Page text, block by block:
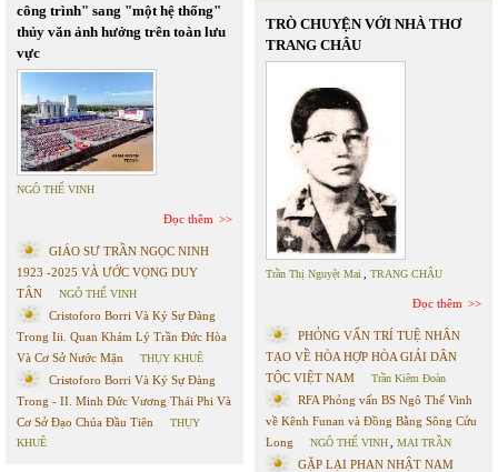
công trình" sang "một hệ thống"
thủy văn ảnh hưởng trên toàn lưu
vực
NGÔ THẾ VINH
Đọc thêm
GIÁO SƯ TRẦN NGỌC NINH
1923 -2025 VÀ ƯỚC VỌNG DUY
TÂN
NGÔ THẾ VINH
Cristoforo Borri Và Ký Sự Đàng
Trong Iii. Quan Khám Lý Trần Đức Hòa
Và Cơ Sở Nước Mặn
THỤY KHUÊ
Cristoforo Borri Và Ký Sự Đàng
Trong - II. Minh Đức Vương Thái Phi Và
Cơ Sở Đạo Chúa Đầu Tiên
THỤY
KHUÊ
TRÒ CHUYỆN VỚI NHÀ THƠ
TRANG CHÂU
Trần Thị Nguyệt Mai TRANG CHÂU
Đọc thêm
PHỎNG VẤN TRÍ TUỆ NHÂN
TẠO VỀ HÒA HỢP HÒA GIẢI DÂN
TỘC VIỆT NAM
Trần Kiêm Đoàn
RFA Phỏng vấn BS Ngô Thế Vinh
về Kênh Funan và Đồng Bằng Sông Cửu
Long
NGÔ THẾ VINH MAI TRẦN
GẶP LẠI PHAN NHẬT NAM